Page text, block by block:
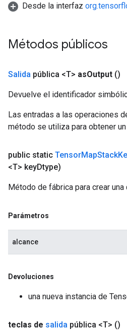
Desde la interfaz
Métodos públicos
Salida pública <T> asOutput ()
Devuelve el identificador
Las entradas a las operaciones
método se utiliza para obtener
public static TensorMapStack
<T> keyDtype)
Método de fábrica para crear
Parámetros
alcance
Devoluciones
una nueva instancia de
teclas de salida pública <T> ()